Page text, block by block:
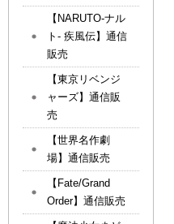
【NARUTO-ナル
ト- 疾風伝】通信
販売
【東京リベンジ
ャーズ】通信販
売
【世界名作劇
場】通信販売
【Fate/Grand
Order】通信販売